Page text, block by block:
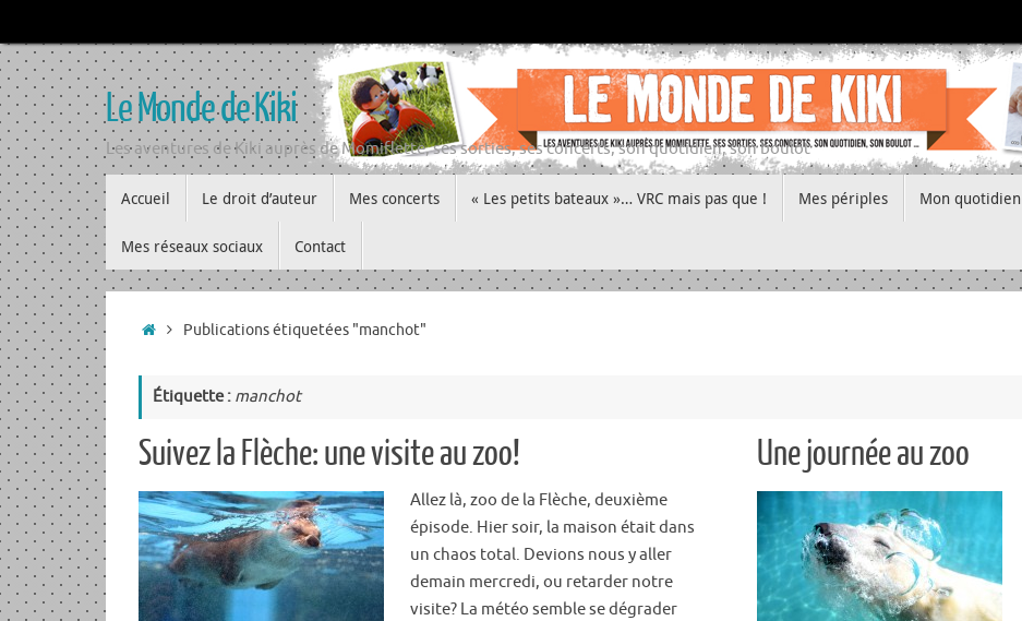
au
contenu
Le Monde de Kiki
Les aventures de Kiki auprès de Momiflette, ses sorties, ses concerts, son quotidien, son boulot
au
contenu
Accueil Le droit d’auteur Mes concerts « Les petits bateaux »… VRC mais pas que ! Mes périples Mon quotidien
Mes réseaux sociaux Contact
Accueil
Publications étiquetées "manchot"
Étiquette : manchot
Suivez la Flèche: une visite au zoo!
Allez là, zoo de la Flèche, deuxième
épisode. Hier soir, la maison était dans
un chaos total. Devions nous y aller
demain mercredi, ou retarder notre
visite? La météo semble se dégrader
Une journée au zoo